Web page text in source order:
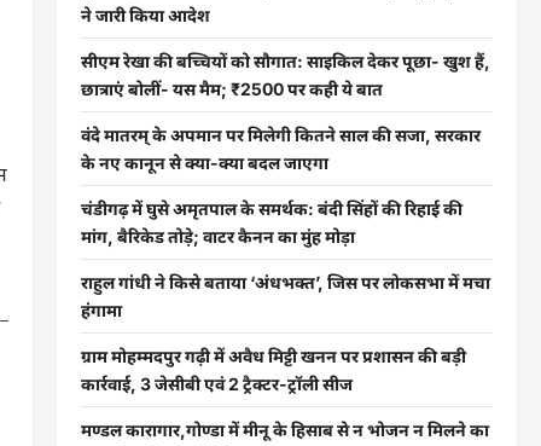
ने जारी किया आदेश
सीएम रेखा की बच्चियों को सौगात: साइकिल देकर पूछा- खुश हैं,
छात्राएं बोलीं- यस मैम; ₹2500 पर कही ये बात
वंदे मातरम् के अपमान पर मिलेगी कितने साल की सजा, सरकार
के नए कानून से क्या-क्या बदल जाएगा
चंडीगढ़ में घुसे अमृतपाल के समर्थक: बंदी सिंहों की रिहाई की
मांग, बैरिकेड तोड़े; वाटर कैनन का मुंह मोड़ा
राहुल गांधी ने किसे बताया ‘अंधभक्त’, जिस पर लोकसभा में मचा
हंगामा
ग्राम मोहम्मदपुर गढ़ी में अवैध मिट्टी खनन पर प्रशासन की बड़ी
कार्रवाई, 3 जेसीबी एवं 2 ट्रैक्टर-ट्रॉली सीज
मण्डल कारागार,गोण्डा में मीनू के हिसाब से न भोजन न मिलने का